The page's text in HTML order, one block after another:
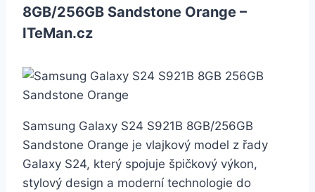
8GB/256GB Sandstone Orange –
ITeMan.cz
Samsung Galaxy S24 S921B 8GB/256GB
Sandstone Orange je vlajkový model z řady
Galaxy S24, který spojuje špičkový výkon,
stylový design a moderní technologie do